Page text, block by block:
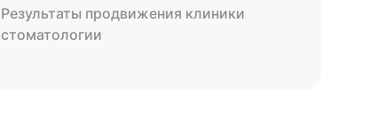
Результаты продвижения клиники
стоматологии